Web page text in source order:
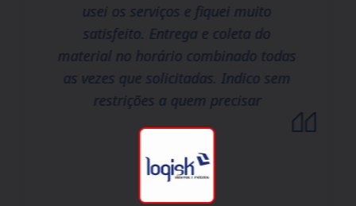
usei os serviços e fiquei muito
satisfeito. Entrega e coleta do
material no horário combinado todas
as vezes que solicitadas. Indico sem
restrições a quem precisar